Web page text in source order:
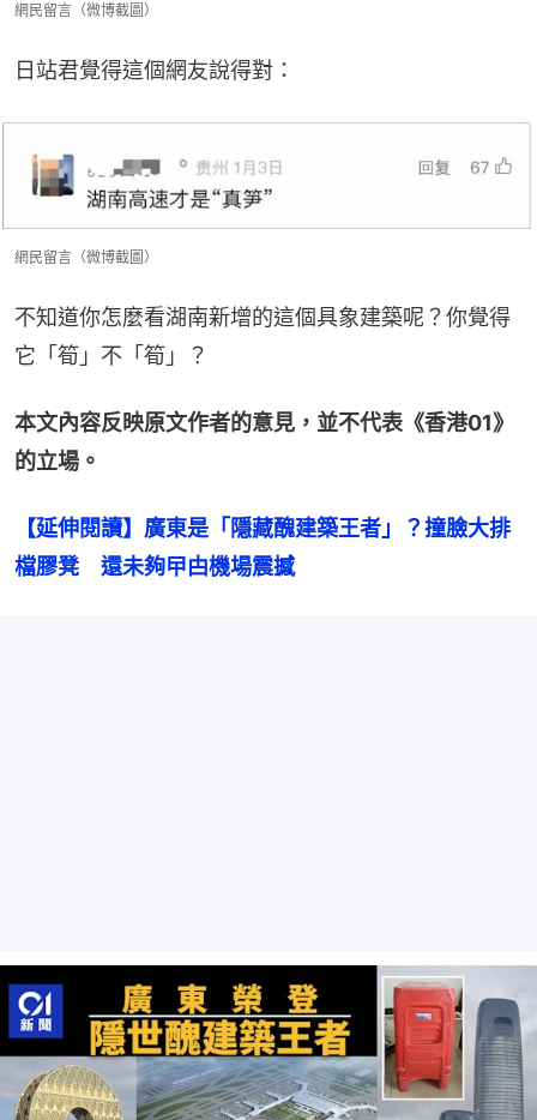
網民留言（微博截圖）
日站君覺得這個網友說得對：
網民留言（微博截圖）
不知道你怎麼看湖南新​​增的這個具象建築呢？你覺得
它「筍」不「筍」？
本文內容反映原文作者的意見，並不代表《香港01》
的立場。
【延伸閱讀】廣東是「隱藏醜建築王者」？撞臉大排
檔膠凳　還未夠曱甴機場震撼